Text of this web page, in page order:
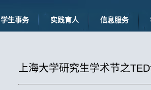
学生事务 实践育人 信息服务
上海大学研究生学术节之